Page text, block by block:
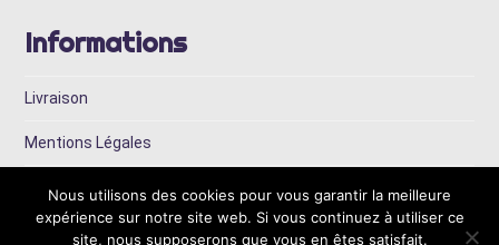
Informations
Livraison
Mentions Légales
Conditions Générales de Vente
Nous utilisons des cookies pour vous garantir la meilleure
expérience sur notre site web. Si vous continuez à utiliser ce
site, nous supposerons que vous en êtes satisfait.